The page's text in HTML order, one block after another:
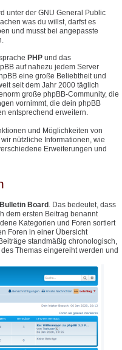
unter der GNU General Public
was du willst, darfst es
und musst bei angepasste
PHP und das
auf nahezu jedem Server
eine große Beliebtheit und
seit dem Jahr 2000 täglich
große phpBB-Community, die
vornimmt, die dein phpBB
entsprechend erweitern.
und Möglichkeiten von
nützliche Informationen, wie
Erweiterungen und
Bulletin Board . Das bedeutet, dass
dem ersten Beitrag benannt
Kategorien und Foren sortiert
Foren in einer Übersicht
standmäßig chronologisch,
Themas eingereiht werden und